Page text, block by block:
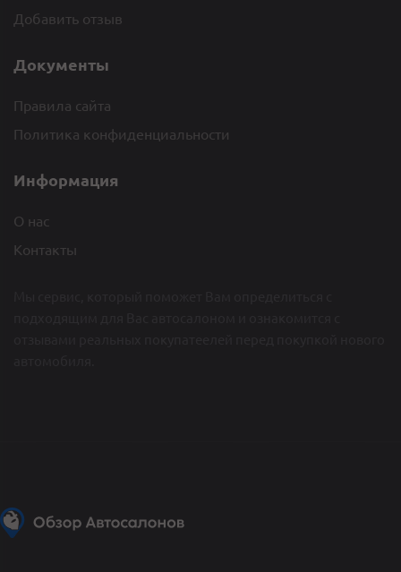
Добавить отзыв
Документы
Правила сайта
Политика конфиденциальности
Информация
О нас
Контакты